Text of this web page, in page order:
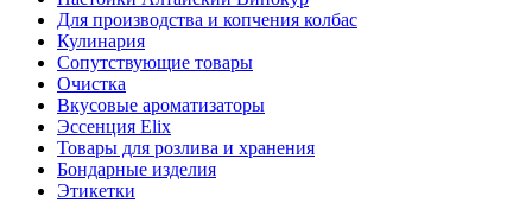
Для производства и копчения колбас
Кулинария
Сопутствующие товары
Очистка
Вкусовые ароматизаторы
Эссенция Elix
Товары для розлива и хранения
Бондарные изделия
Этикетки